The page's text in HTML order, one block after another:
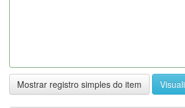
Mostrar registro simples do item